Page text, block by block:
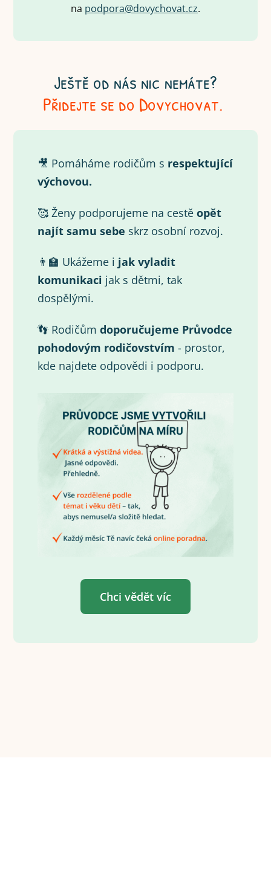
na podpora@dovychovat.cz.
Ještě od nás nic nemáte?
Přidejte se do Dovychovat.
🎥 Pomáháme rodičům s respektující
výchovou.
🥰 Ženy podporujeme na cestěopět
najít samu sebe skrz osobní rozvoj.
👨‍🏫 Ukážeme i jak vyladit
komunikaci jak s dětmi, tak
dospělými.
👣 Rodičůmdoporučujeme Průvodce
pohodovým rodičovstvím - prostor,
kde najdete odpovědi i podporu.
Chci vědět víc